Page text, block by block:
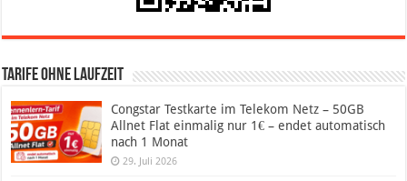
Tarife ohne Laufzeit
Congstar Testkarte im Telekom Netz – 50GB
Allnet Flat einmalig nur 1€ – endet automatisch
nach 1 Monat
29. Juli 2026